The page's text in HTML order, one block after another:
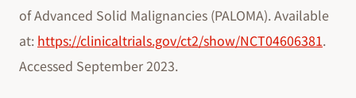
of Advanced Solid Malignancies (PALOMA). Available
at: https://clinicaltrials.gov/ct2/show/NCT04606381.
Accessed September 2023.